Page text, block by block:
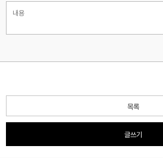
목록
글쓰기